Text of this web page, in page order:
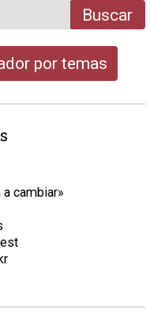
Buscar
por temas
cambiar»